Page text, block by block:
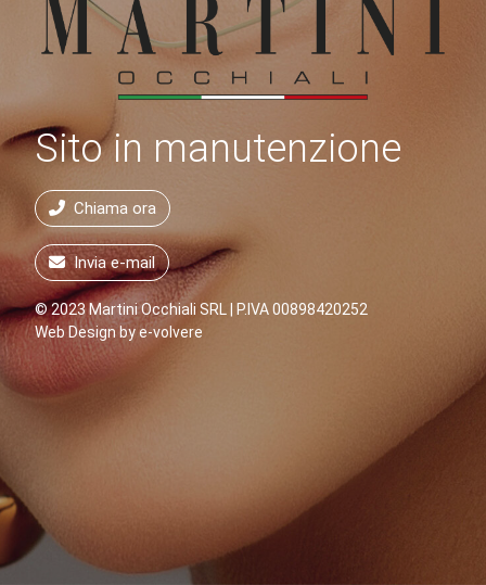
Sito in manutenzione
Chiama ora
Invia e-mail
© 2023 Martini Occhiali SRL | P.IVA 00898420252
Web Design bye-volvere